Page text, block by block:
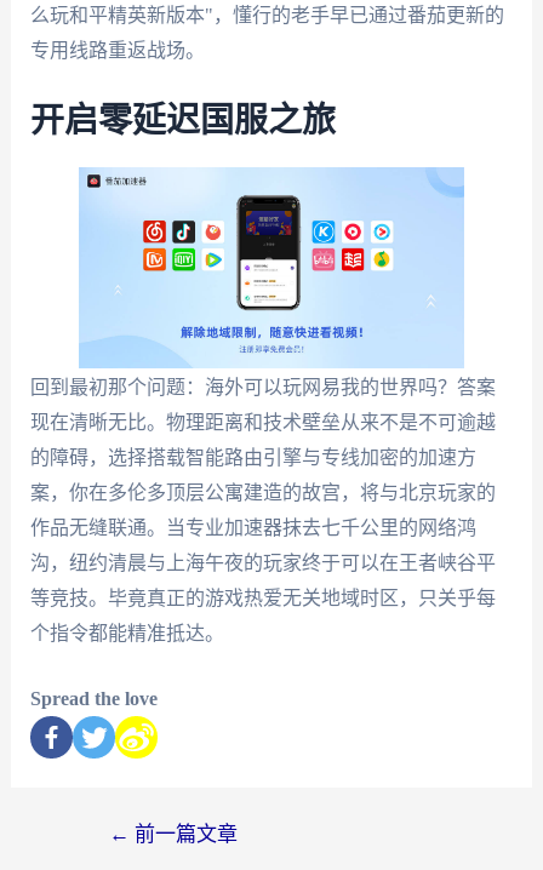
么玩和平精英新版本"，懂行的老手早已通过番茄更新的
专用线路重返战场。
开启零延迟国服之旅
回到最初那个问题：海外可以玩网易我的世界吗？答案
现在清晰无比。物理距离和技术壁垒从来不是不可逾越
的障碍，选择搭载智能路由引擎与专线加密的加速方
案，你在多伦多顶层公寓建造的故宫，将与北京玩家的
作品无缝联通。当专业加速器抹去七千公里的网络鸿
沟，纽约清晨与上海午夜的玩家终于可以在王者峡谷平
等竞技。毕竟真正的游戏热爱无关地域时区，只关乎每
个指令都能精准抵达。
Spread the love
← 前一篇文章